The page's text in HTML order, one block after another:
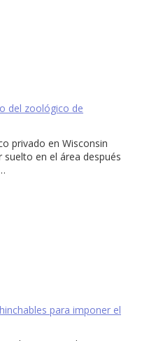
del zoológico de
privado en Wisconsin
en el área después
para imponer el